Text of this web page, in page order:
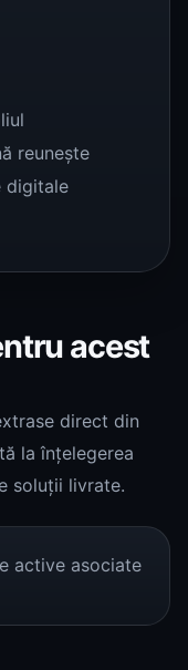
reunește
digitale
acest
direct din
la înțelegerea
soluții livrate.
active asociate